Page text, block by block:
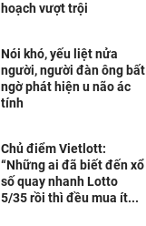
hoạch vượt trội
Nói khó, yếu liệt nửa
người, người đàn ông bất
ngờ phát hiện u não ác
tính
Chủ điểm Vietlott:
“Những ai đã biết đến xổ
số quay nhanh Lotto
5/35 rồi thì đều mua ít...